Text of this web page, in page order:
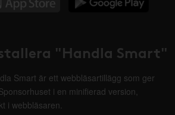
"Handla Smart"
Smart är ett webbläsartillägg som ger
i en minifierad version,
i webbläsaren.